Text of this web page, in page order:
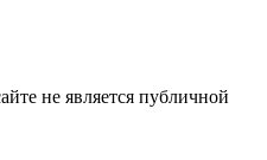
не является публичной